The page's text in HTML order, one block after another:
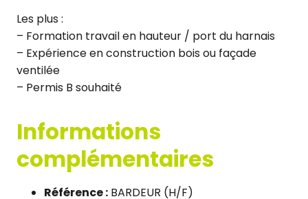
Les plus :
– Formation travail en hauteur / port du harnais
– Expérience en construction bois ou façade
ventilée
– Permis B souhaité
Informations
complémentaires
Référence : BARDEUR (H/F)